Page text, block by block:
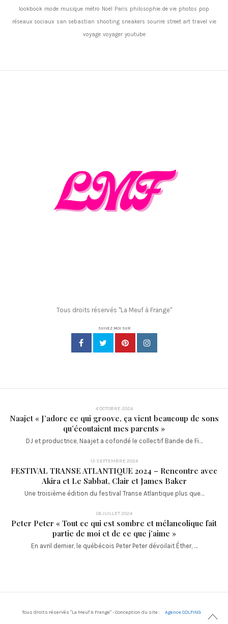
lookbook mode musique métro Noël Paris philosophie de vie photos pop
réseaux sociaux san sebastian shooting sneakers sourire street art travel vie
voyage voyager youtube
Tous droits réservés "La Meuf à Frange"
SUIVEZ MOI SUR
4 OCTOBRE 2024
Naajet « J’adore ce qui groove, ça vient beaucoup de sons
qu’écoutaient mes parents »
DJ et productrice, Naajet a cofondé le collectif Bande de Fi…
13 SEPTEMBRE 2024
FESTIVAL TRANSE ATLANTIQUE 2024 – Rencontre avec
Akira et Le Sabbat, Clair et James Baker
Une troisième édition du festival Transe Atlantique plus que…
26 JUILLET 2024
Peter Peter « Tout ce qui est sombre et mélancolique fait
partie de moi et de ce que j’aime »
En avril dernier, le québécois Peter Peter dévoilait Éther, …
Tous droits réservés "La Meuf A Frange" - Conception du site : Agence COLFING